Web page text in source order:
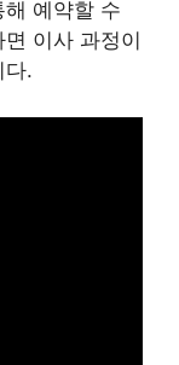
예약할 수
이사 과정이
다.